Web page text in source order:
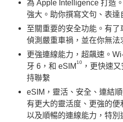
為 Apple Intelligence 打造
強大。助你撰寫文句、表
至關重要的安全功能。有
偵測嚴重車禍，並在你無
更強連線能力，超飆速。
牙 6，和 eSIM 10 ，更快速
持聯繫
eSIM，靈活、安全、連結
有更大的靈活度、更強的便
以及順暢的連線能力，特別